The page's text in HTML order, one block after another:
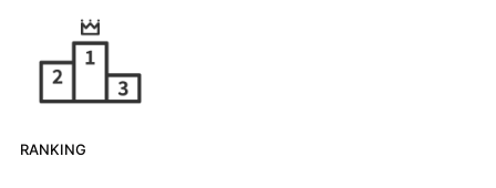
RANKING